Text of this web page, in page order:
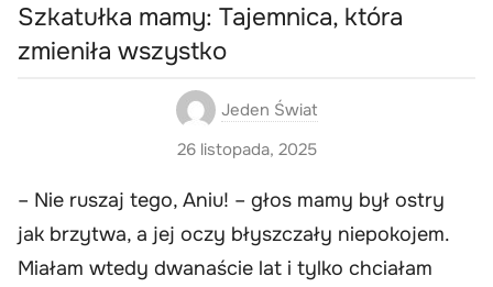
Szkatułka mamy: Tajemnica, która
zmieniła wszystko
Jeden Świat
26 listopada, 2025
– Nie ruszaj tego, Aniu! – głos mamy był ostry
jak brzytwa, a jej oczy błyszczały niepokojem.
Miałam wtedy dwanaście lat i tylko chciałam